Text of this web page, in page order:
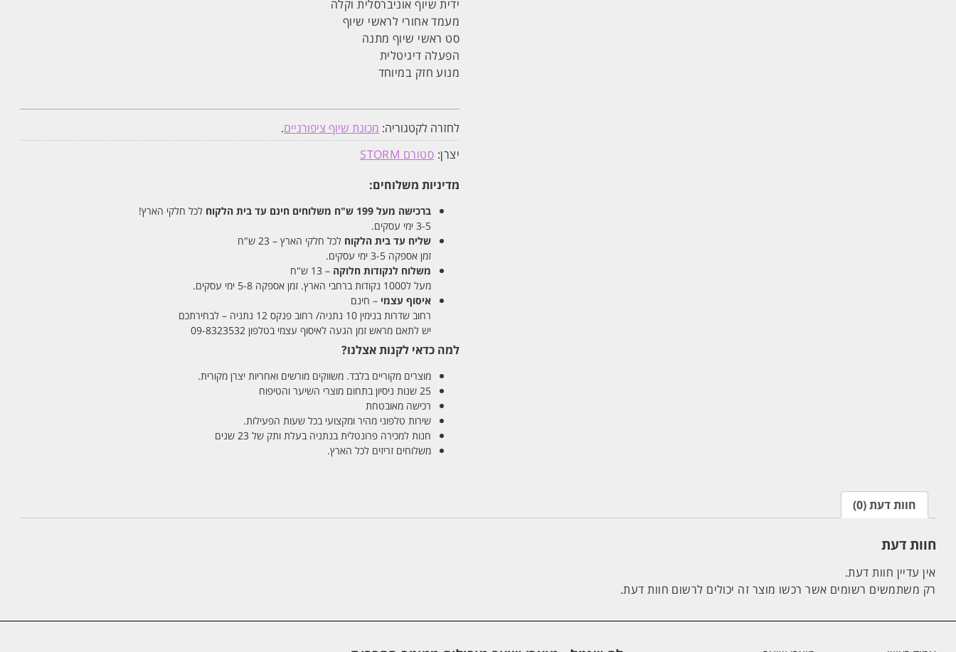
ידית שיוף אוניברסלית וקלה
מעמד אחורי לראשי שיוף
סט ראשי שיוף מתנה
הפעלה דיגיטלית
מנוע חזק במיוחד
לחזרה לקטגוריה: מכונת שיוף ציפורניים.
יצרן: סטורם STORM
מדיניות משלוחים:
ברכישה מעל 199 ש"ח משלוחים חינם עד בית הלקוח לכל חלקי הארץ!
3-5 ימי עסקים.
שליח עד בית הלקוח לכל חלקי הארץ – 23 ש"ח
זמן אספקה 3-5 ימי עסקים.
משלוח לנקודות חלוקה – 13 ש"ח
מעל ל1000 נקודות ברחבי הארץ. זמן אספקה 5-8 ימי עסקים.
איסוף עצמי – חינם
רחוב שדרות בנימין 10 נתניה/ רחוב פנקס 12 נתניה – לבחירתכם
יש לתאם מראש זמן הגעה לאיסוף עצמי בטלפון 09-8323532
למה כדאי לקנות אצלנו?
מוצרים מקוריים בלבד. משווקים מורשים ואחריות יצרן מקורית.
25 שנות ניסיון בתחום מוצרי השיער והטיפוח
רכישה מאובטחת
שירות טלפוני מהיר ומקצועי בכל שעות הפעילות.
חנות למכירה פרונטלית בנתניה בעלת ותק של 23 שנים
משלוחים זריזים לכל הארץ.
חוות דעת (0)
חוות דעת
אין עדיין חוות דעת.
רק משתמשים רשומים אשר רכשו מוצר זה יכולים לרשום חוות דעת.